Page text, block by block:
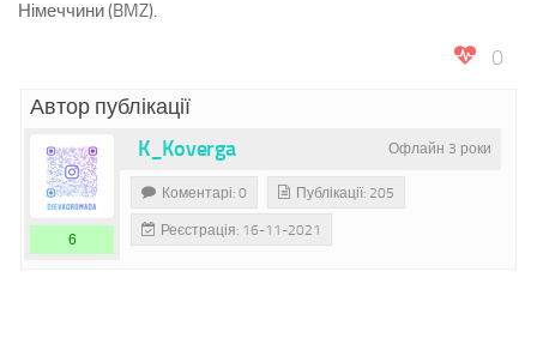
Німеччини (BMZ).
0
Автор публікації
Офлайн 3 роки
K_Koverga
6
Коментарі: 0 Публікації: 205
Реєстрація: 16-11-2021